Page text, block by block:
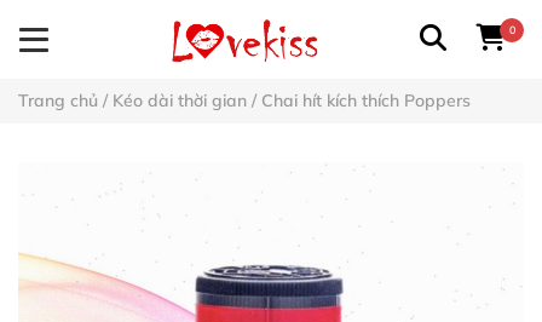
0
Trang chủ / Kéo dài thời gian / Chai hít kích thích Poppers